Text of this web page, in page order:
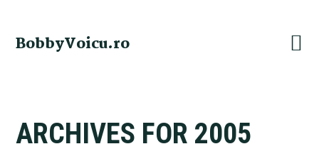
primary
main
primary
footer
BobbyVoicu.ro
ARCHIVES FOR 2005